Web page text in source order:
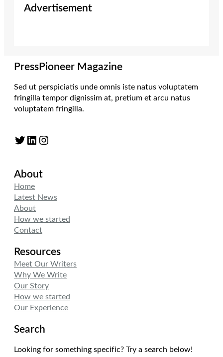
Advertisement
PressPioneer Magazine
Sed ut perspiciatis unde omnis iste natus voluptatem
fringilla tempor dignissim at, pretium et arcu natus
voluptatem fringilla.
Twitter LinkedIn Instagram
About
Home
Latest News
About
How we started
Contact
Resources
Meet Our Writers
Why We Write
Our Story
How we started
Our Experience
Search
Looking for something specific? Try a search below!